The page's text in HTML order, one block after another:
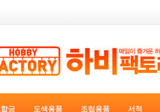
금 도색용품 조립용품 서적